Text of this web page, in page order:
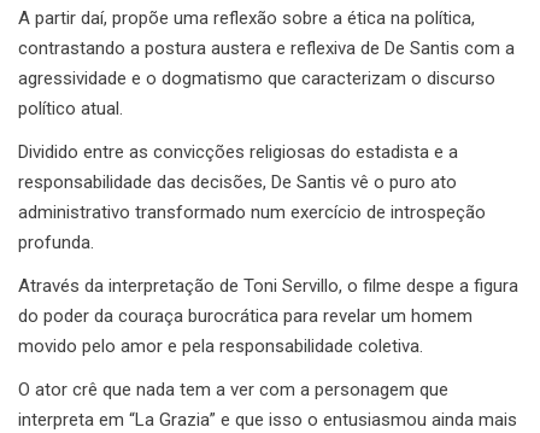
A partir daí, propõe uma reflexão sobre a ética na política,
contrastando a postura austera e reflexiva de De Santis com a
agressividade e o dogmatismo que caracterizam o discurso
político atual.
Dividido entre as convicções religiosas do estadista e a
responsabilidade das decisões, De Santis vê o puro ato
administrativo transformado num exercício de introspeção
profunda.
Através da interpretação de Toni Servillo, o filme despe a figura
do poder da couraça burocrática para revelar um homem
movido pelo amor e pela responsabilidade coletiva.
O ator crê que nada tem a ver com a personagem que
interpreta em “La Grazia” e que isso o entusiasmou ainda mais